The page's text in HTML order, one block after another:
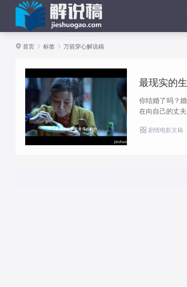
 首页  标签  万箭穿心解说稿
最现实的
你结婚了吗？
在向自己的丈
 剧情电影文稿